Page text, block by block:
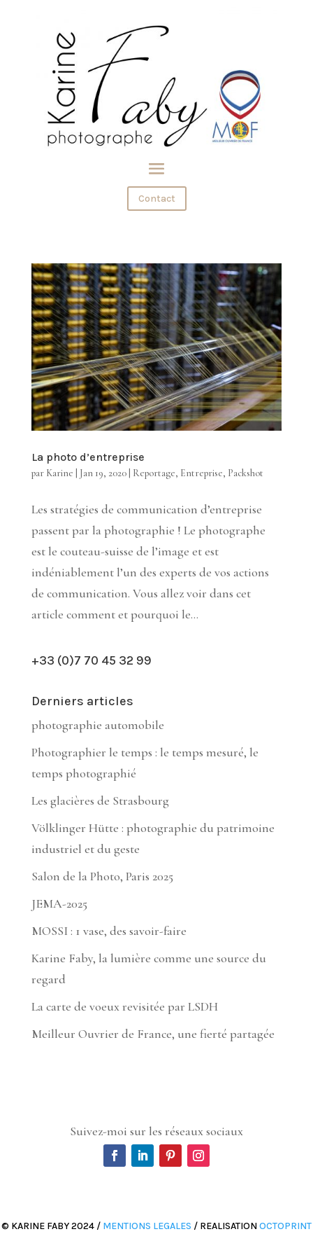
Contact
La photo d’entreprise
par Karine Jan 19, 2020| Reportage, Entreprise, Packshot
Les stratégies de communication d’entreprise
passent par la photographie ! Le photographe
est le couteau-suisse de l’image et est
indéniablement l’un des experts de vos actions
de communication. Vous allez voir dans cet
article comment et pourquoi le...
+33 (0)7 70 45 32 99
Derniers articles
photographie automobile
Photographier le temps : le temps mesuré, le
temps photographié
Les glacières de Strasbourg
Völklinger Hütte : photographie du patrimoine
industriel et du geste
Salon de la Photo, Paris 2025
JEMA-2025
MOSSI : 1 vase, des savoir-faire
Karine Faby, la lumière comme une source du
regard
La carte de voeux revisitée par LSDH
Meilleur Ouvrier de France, une fierté partagée
Suivez-moi sur les réseaux sociaux
© KARINE FABY 2024 / MENTIONS LEGALES / REALISATION OCTOPRINT